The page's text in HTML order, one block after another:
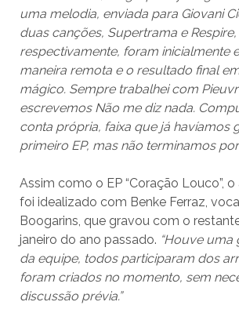
uma melodia, enviada para Giovani
duas canções, Supertrama e Respire,
respectivamente, foram inicialmente
maneira remota e o resultado final
mágico. Sempre trabalhei com
escrevemos Não me diz nada.
conta própria, faixa que já havíamos
primeiro EP, mas não terminamos
Assim como o EP “Coração Louco”, o
foi idealizado com Benke Ferraz,
Boogarins, que gravou com o
janeiro do ano passado. “Houve
da equipe, todos participaram dos
foram criados no momento, sem
discussão prévia.”